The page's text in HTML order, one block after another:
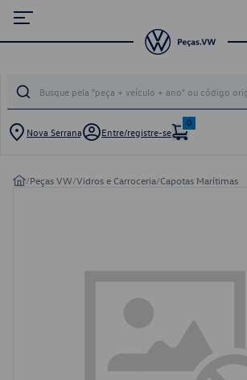
Nova Serrana Entre/registre-se
0
/Peças VW/Vidros e Carroceria/Capotas Marítimas